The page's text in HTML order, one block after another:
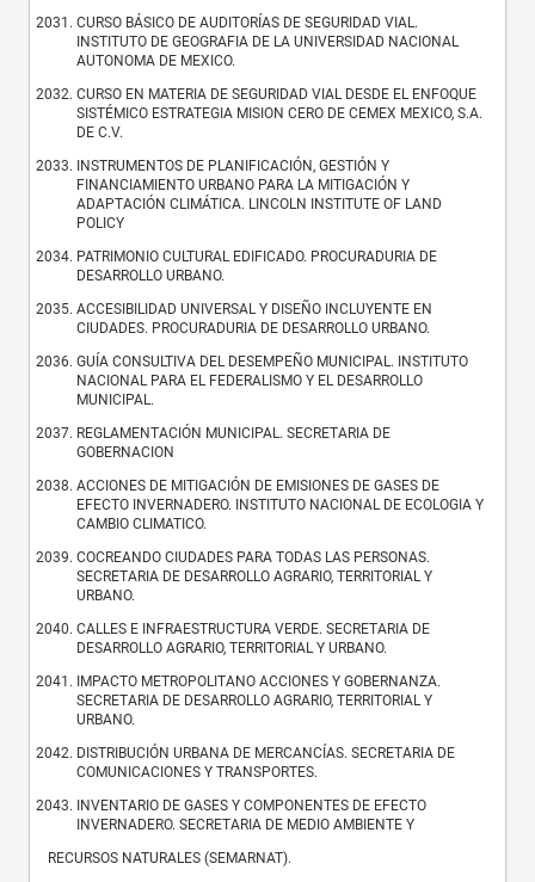
CURSO BÁSICO DE AUDITORÍAS DE SEGURIDAD VIAL.
INSTITUTO DE GEOGRAFIA DE LA UNIVERSIDAD NACIONAL
AUTONOMA DE MEXICO.
CURSO EN MATERIA DE SEGURIDAD VIAL DESDE EL ENFOQUE
SISTÉMICO ESTRATEGIA MISION CERO DE CEMEX MEXICO, S.A.
DE C.V.
INSTRUMENTOS DE PLANIFICACIÓN, GESTIÓN Y
FINANCIAMIENTO URBANO PARA LA MITIGACIÓN Y
ADAPTACIÓN CLIMÁTICA. LINCOLN INSTITUTE OF LAND
POLICY
PATRIMONIO CULTURAL EDIFICADO. PROCURADURIA DE
DESARROLLO URBANO.
ACCESIBILIDAD UNIVERSAL Y DISEÑO INCLUYENTE EN
CIUDADES. PROCURADURIA DE DESARROLLO URBANO.
GUÍA CONSULTIVA DEL DESEMPEÑO MUNICIPAL. INSTITUTO
NACIONAL PARA EL FEDERALISMO Y EL DESARROLLO
MUNICIPAL.
REGLAMENTACIÓN MUNICIPAL. SECRETARIA DE
GOBERNACION
ACCIONES DE MITIGACIÓN DE EMISIONES DE GASES DE
EFECTO INVERNADERO. INSTITUTO NACIONAL DE ECOLOGIA Y
CAMBIO CLIMATICO.
COCREANDO CIUDADES PARA TODAS LAS PERSONAS.
SECRETARIA DE DESARROLLO AGRARIO, TERRITORIAL Y
URBANO.
CALLES E INFRAESTRUCTURA VERDE. SECRETARIA DE
DESARROLLO AGRARIO, TERRITORIAL Y URBANO.
IMPACTO METROPOLITANO ACCIONES Y GOBERNANZA.
SECRETARIA DE DESARROLLO AGRARIO, TERRITORIAL Y
URBANO.
DISTRIBUCIÓN URBANA DE MERCANCÍAS. SECRETARIA DE
COMUNICACIONES Y TRANSPORTES.
INVENTARIO DE GASES Y COMPONENTES DE EFECTO
INVERNADERO. SECRETARIA DE MEDIO AMBIENTE Y
RECURSOS NATURALES (SEMARNAT).